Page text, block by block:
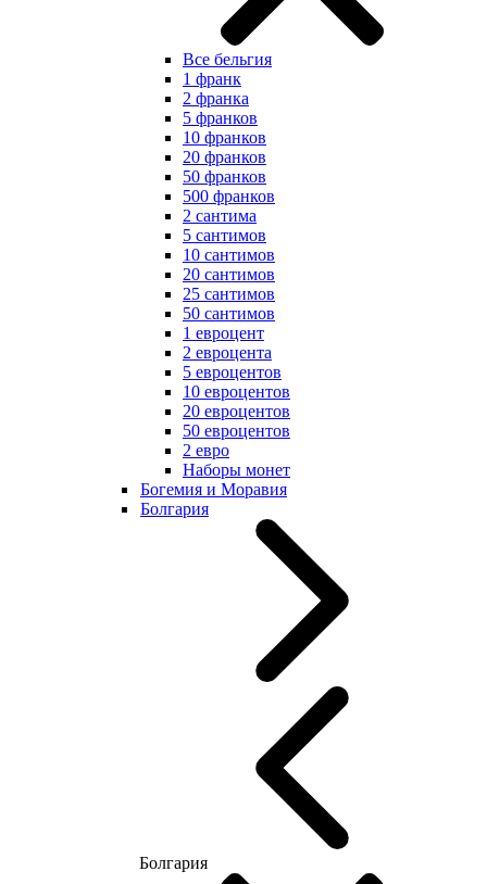
Все бельгия
1 франк
2 франка
5 франков
10 франков
20 франков
50 франков
500 франков
2 сантима
5 сантимов
10 сантимов
20 сантимов
25 сантимов
50 сантимов
1 евроцент
2 евроцента
5 евроцентов
10 евроцентов
20 евроцентов
50 евроцентов
2 евро
Наборы монет
Богемия и Моравия
Болгария
Болгария